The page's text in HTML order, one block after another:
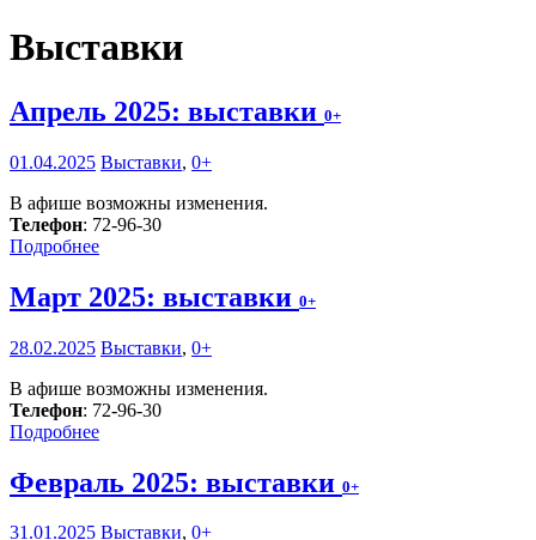
Выставки
Апрель 2025: выставки 0+
01.04.2025 Выставки, 0+
В афише возможны изменения.
Телефон: 72-96-30
Подробнее
Март 2025: выставки 0+
28.02.2025 Выставки, 0+
В афише возможны изменения.
Телефон: 72-96-30
Подробнее
Февраль 2025: выставки 0+
31.01.2025 Выставки, 0+